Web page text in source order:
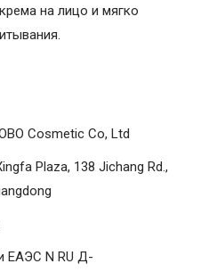
на лицо и мягко
Cosmetic Co, Ltd
Plaza, 138 Jichang Rd.,
ЕАЭС N RU Д-